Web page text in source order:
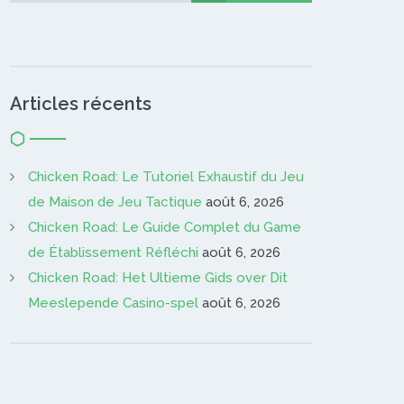
Articles récents
Chicken Road: Le Tutoriel Exhaustif du Jeu
de Maison de Jeu Tactique août 6, 2026
Chicken Road: Le Guide Complet du Game
de Établissement Réfléchi août 6, 2026
Chicken Road: Het Ultieme Gids over Dit
Meeslepende Casino-spel août 6, 2026